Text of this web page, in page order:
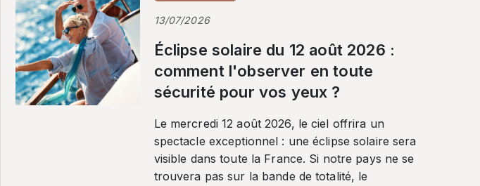
13/07/2026
Éclipse solaire du 12 août 2026 :
comment l'observer en toute
sécurité pour vos yeux ?
Le mercredi 12 août 2026, le ciel offrira un
spectacle exceptionnel : une éclipse solaire sera
visible dans toute la France. Si notre pays ne se
trouvera pas sur la bande de totalité, le